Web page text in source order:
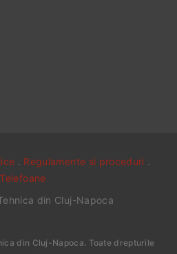
. Regulamente si proceduri .
Telefoane
din Cluj-Napoca
din Cluj-Napoca. Toate drepturile